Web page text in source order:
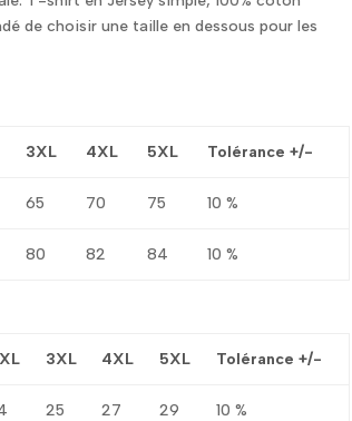
de choisir une taille en dessous pour les
3XL 4XL 5XL Tolérance +/-
65 70 75 10 %
80 82 84 10 %
3XL 4XL 5XL Tolérance +/-
25 27 29 10 %